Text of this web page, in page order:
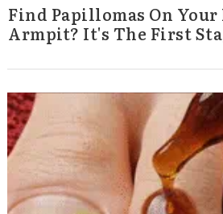
Find Papillomas On Your
Armpit? It's The First
Search